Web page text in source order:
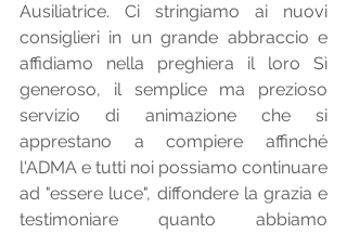
Ausiliatrice. Ci stringiamo ai nuovi
consiglieri in un grande abbraccio e
affidiamo nella preghiera il loro Sì
generoso, il semplice ma prezioso
servizio di animazione che si
apprestano a compiere affinché
l'ADMA e tutti noi possiamo continuare
ad "essere luce", diffondere la grazia e
testimoniare quanto abbiamo